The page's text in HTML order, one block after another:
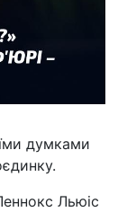
думками
Льюіс